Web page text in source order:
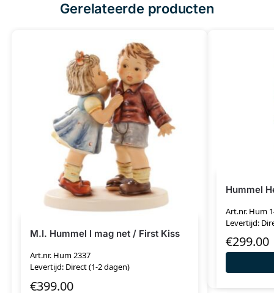
Gerelateerde producten
M.I. Hummel I mag net / First Kiss
Art.nr. Hum 2337
Levertijd: Direct (1-2 dagen)
€399.00
Hummel
Art.nr. Hum
Levertijd:
€299.00